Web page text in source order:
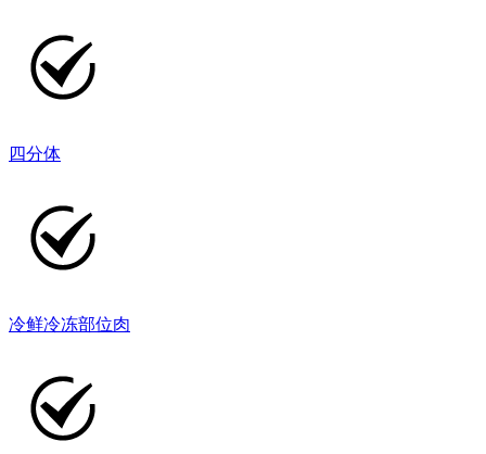
四分体
冷鲜冷冻部位肉